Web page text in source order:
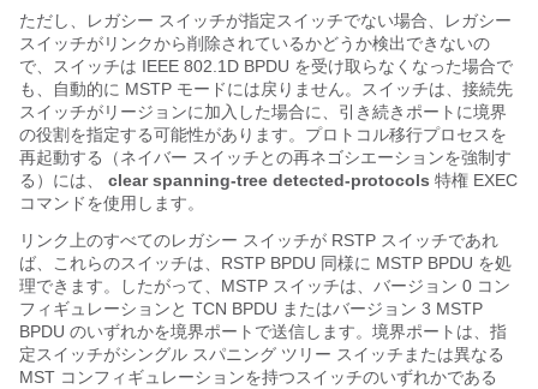
ただし、レガシー スイッチが指定スイッチでない場合、レガシー
スイッチがリンクから削除されているかどうか検出できないの
で、スイッチは IEEE 802.1D BPDU を受け取らなくなった場合で
も、自動的に MSTP モードには戻りません。スイッチは、接続先
スイッチがリージョンに加入した場合に、引き続きポートに境界
の役割を指定する可能性があります。プロトコル移行プロセスを
再起動する（ネイバー スイッチとの再ネゴシエーションを強制す
る）には、
clear spanning-tree detected-protocols 特権 EXEC
コマンドを使用します。
リンク上のすべてのレガシー スイッチが RSTP スイッチであれ
ば、これらのスイッチは、RSTP BPDU 同様に MSTP BPDU を処
理できます。したがって、MSTP スイッチは、バージョン 0 コン
フィギュレーションと TCN BPDU またはバージョン 3 MSTP
BPDU のいずれかを境界ポートで送信します。境界ポートは、指
定スイッチがシングル スパニング ツリー スイッチまたは異なる
MST コンフィギュレーションを持つスイッチのいずれかである